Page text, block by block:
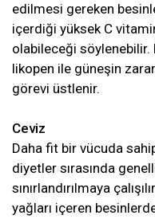
edilmesi gereken
içerdiği yüksek C
olabileceği söylenebilir.
likopen ile güneşin
görevi üstlenir.
Ceviz
Daha fit bir vücuda
diyetler sırasında
sınırlandırılmaya
yağları içeren